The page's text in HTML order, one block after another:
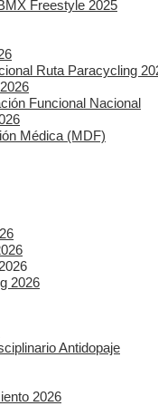
Freestyle 2025
Ruta Paracycling
Funcional Nacional
Médica (MDF)
2026
Antidopaje
2026